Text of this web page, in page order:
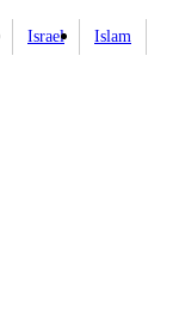
Israel
Islam